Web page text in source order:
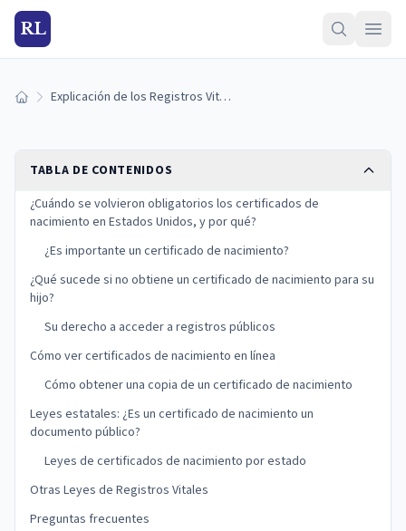
RL
Inicio Explicación de los Registros Vitales: ¿Los Certificados de Nacimiento Son Registros Públicos?
TABLA DE CONTENIDOS
¿Cuándo se volvieron obligatorios los certificados de
nacimiento en Estados Unidos, y por qué?
¿Es importante un certificado de nacimiento?
¿Qué sucede si no obtiene un certificado de nacimiento para su
hijo?
Su derecho a acceder a registros públicos
Cómo ver certificados de nacimiento en línea
Cómo obtener una copia de un certificado de nacimiento
Leyes estatales: ¿Es un certificado de nacimiento un
documento público?
Leyes de certificados de nacimiento por estado
Otras Leyes de Registros Vitales
Preguntas frecuentes